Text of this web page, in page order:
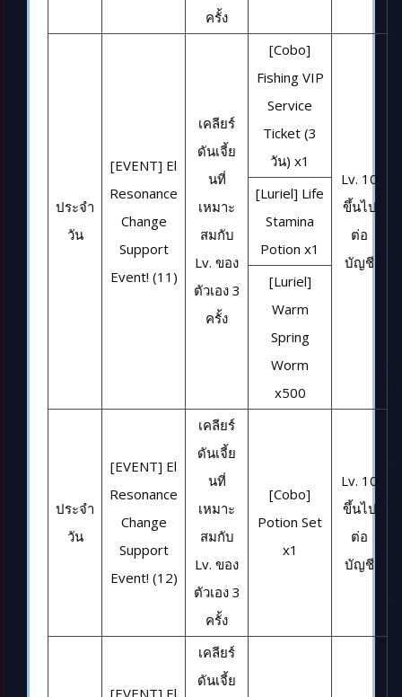
ครั้ง
ประจำ
วัน
[EVENT] El
Resonance
Change
Support
Event! (11)
เคลียร์
ดันเจี้ย
นที่
เหมาะ
สมกับ
Lv. ของ
ตัวเอง 3
ครั้ง
[Cobo]
Fishing VIP
Service
Ticket (3
วัน) x1
Lv. 10
ขึ้นไป
ต่อ
บัญชี
[Luriel] Life
Stamina
Potion x1
[Luriel]
Warm
Spring
Worm
x500
ประจำ
วัน
[EVENT] El
Resonance
Change
Support
Event! (12)
เคลียร์
ดันเจี้ย
นที่
เหมาะ
สมกับ
Lv. ของ
ตัวเอง 3
ครั้ง
[Cobo]
Potion Set
x1
Lv. 10
ขึ้นไป
ต่อ
บัญชี
เคลียร์
ดันเจี้ย